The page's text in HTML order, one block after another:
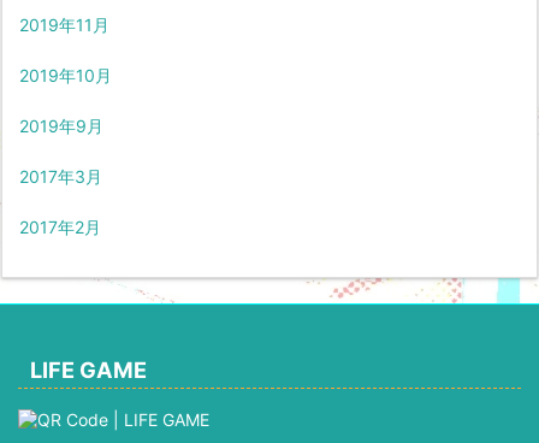
2019年11月
2019年10月
2019年9月
2017年3月
2017年2月
LIFE GAME